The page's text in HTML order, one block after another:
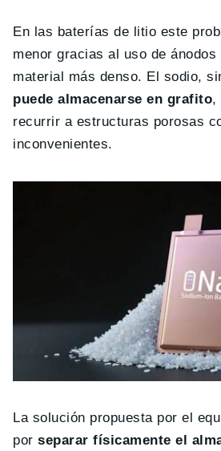
En las baterías de litio este
menor gracias al uso de
material más denso. El sodio,
puede almacenarse en grafito,
recurrir a estructuras porosas
inconvenientes.
La solución propuesta por el
porseparar físicamente el